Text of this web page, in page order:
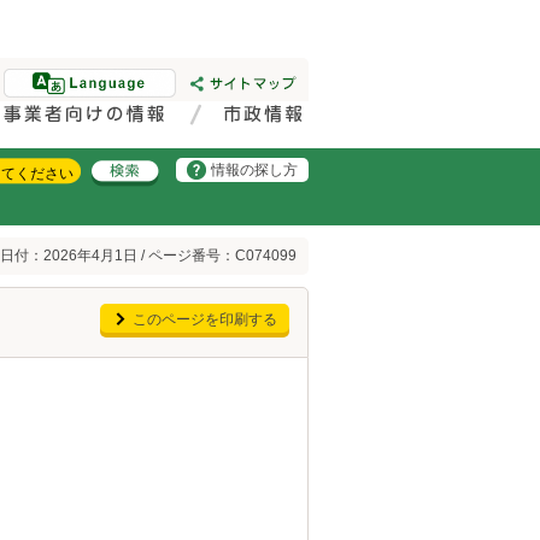
情報の探し方
付：2026年4月1日 / ページ番号：C074099
このページを印刷する